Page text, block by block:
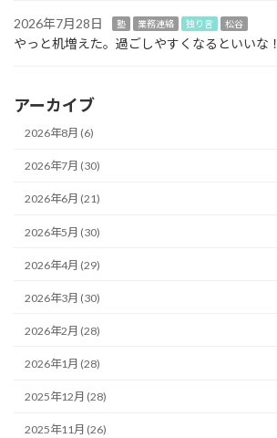
2026年7月28日 塾 業務連絡 独り言 松谷
やっと机増えた。過ごしやすくなるといいな！
アーカイブ
2026年8月 (6)
2026年7月 (30)
2026年6月 (21)
2026年5月 (30)
2026年4月 (29)
2026年3月 (30)
2026年2月 (28)
2026年1月 (28)
2025年12月 (28)
2025年11月 (26)